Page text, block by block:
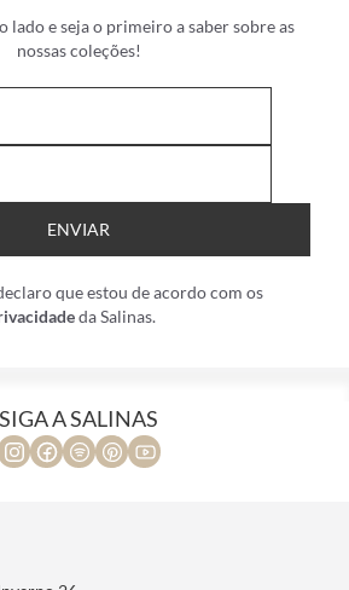
lado e seja o primeiro a saber sobre as
nossas coleções!
ENVIAR
que estou de acordo com os
da Salinas.
SIGA A SALINAS